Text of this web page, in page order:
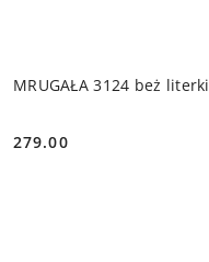
MRUGAŁA 3124 beż literki
Cena:
279.00